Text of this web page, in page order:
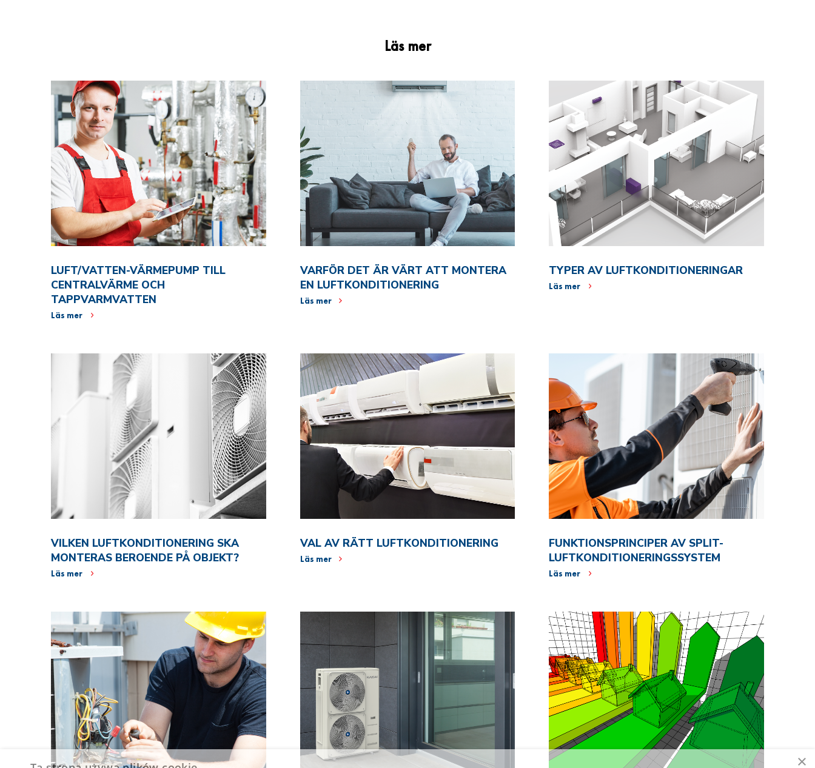
Läs mer
LUFT/VATTEN-VÄRMEPUMP TILL
CENTRALVÄRME OCH
TAPPVARMVATTEN
Läs mer
VARFÖR DET ÄR VÄRT ATT MONTERA
EN LUFTKONDITIONERING
Läs mer
TYPER AV LUFTKONDITIONERINGAR
Läs mer
VILKEN LUFTKONDITIONERING SKA
MONTERAS BEROENDE PÅ OBJEKT?
Läs mer
VAL AV RÄTT LUFTKONDITIONERING
Läs mer
FUNKTIONSPRINCIPER AV SPLIT-
LUFTKONDITIONERINGSSYSTEM
Läs mer
×